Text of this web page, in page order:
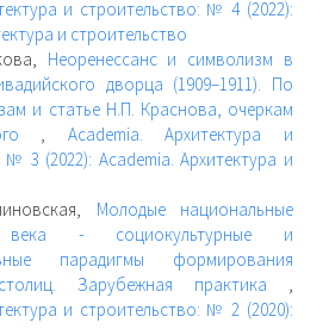
и строительство: № 4 (2022):
и строительство
Неоренессанс и символизм в
дворца (1909–1911). По
и статье Н.П. Краснова, очеркам
, Academia. Архитектура и
№ 3 (2022): Academia. Архитектура и
Молодые национальные
- социокультурные и
парадигмы формирования
Зарубежная практика ,
и строительство: № 2 (2020):